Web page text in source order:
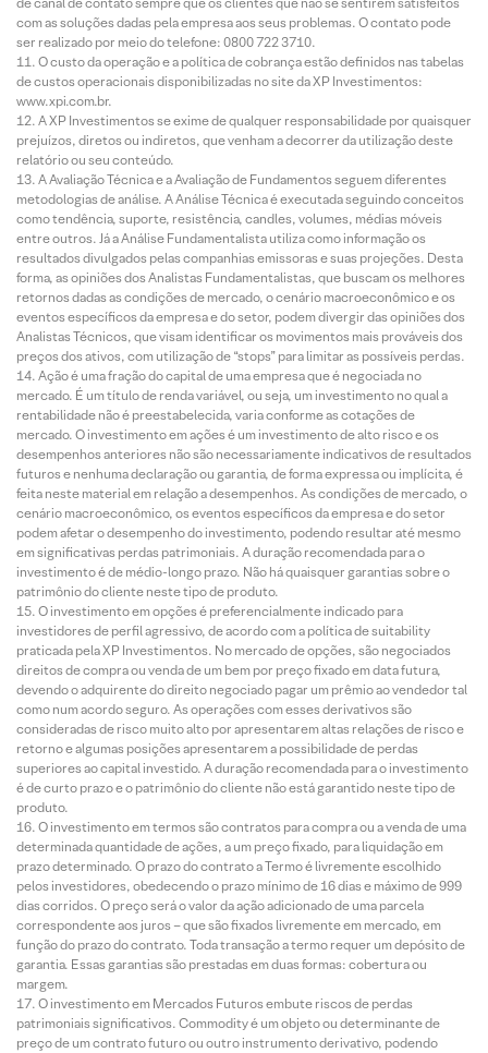
com as soluções dadas pela empresa aos seus problemas. O contato pode
ser realizado por meio do telefone: 0800 722 3710.
O custo da operação e a política de cobrança estão definidos nas tabelas
de custos operacionais disponibilizadas no site da XP Investimentos:
www.xpi.com.br.
A XP Investimentos se exime de qualquer responsabilidade por quaisquer
prejuízos, diretos ou indiretos, que venham a decorrer da utilização deste
relatório ou seu conteúdo.
A Avaliação Técnica e a Avaliação de Fundamentos seguem diferentes
metodologias de análise. A Análise Técnica é executada seguindo conceitos
como tendência, suporte, resistência, candles, volumes, médias móveis
entre outros. Já a Análise Fundamentalista utiliza como informação os
resultados divulgados pelas companhias emissoras e suas projeções. Desta
forma, as opiniões dos Analistas Fundamentalistas, que buscam os melhores
retornos dadas as condições de mercado, o cenário macroeconômico e os
eventos específicos da empresa e do setor, podem divergir das opiniões dos
Analistas Técnicos, que visam identificar os movimentos mais prováveis dos
preços dos ativos, com utilização de “stops” para limitar as possíveis perdas.
Ação é uma fração do capital de uma empresa que é negociada no
mercado. É um título de renda variável, ou seja, um investimento no qual a
rentabilidade não é preestabelecida, varia conforme as cotações de
mercado. O investimento em ações é um investimento de alto risco e os
desempenhos anteriores não são necessariamente indicativos de resultados
futuros e nenhuma declaração ou garantia, de forma expressa ou implícita, é
feita neste material em relação a desempenhos. As condições de mercado, o
cenário macroeconômico, os eventos específicos da empresa e do setor
podem afetar o desempenho do investimento, podendo resultar até mesmo
em significativas perdas patrimoniais. A duração recomendada para o
investimento é de médio-longo prazo. Não há quaisquer garantias sobre o
patrimônio do cliente neste tipo de produto.
O investimento em opções é preferencialmente indicado para
investidores de perfil agressivo, de acordo com a política de suitability
praticada pela XP Investimentos. No mercado de opções, são negociados
direitos de compra ou venda de um bem por preço fixado em data futura,
devendo o adquirente do direito negociado pagar um prêmio ao vendedor tal
como num acordo seguro. As operações com esses derivativos são
consideradas de risco muito alto por apresentarem altas relações de risco e
retorno e algumas posições apresentarem a possibilidade de perdas
superiores ao capital investido. A duração recomendada para o investimento
é de curto prazo e o patrimônio do cliente não está garantido neste tipo de
produto.
O investimento em termos são contratos para compra ou a venda de uma
determinada quantidade de ações, a um preço fixado, para liquidação em
prazo determinado. O prazo do contrato a Termo é livremente escolhido
pelos investidores, obedecendo o prazo mínimo de 16 dias e máximo de 999
dias corridos. O preço será o valor da ação adicionado de uma parcela
correspondente aos juros – que são fixados livremente em mercado, em
função do prazo do contrato. Toda transação a termo requer um depósito de
garantia. Essas garantias são prestadas em duas formas: cobertura ou
margem.
O investimento em Mercados Futuros embute riscos de perdas
patrimoniais significativos. Commodity é um objeto ou determinante de
preço de um contrato futuro ou outro instrumento derivativo, podendo